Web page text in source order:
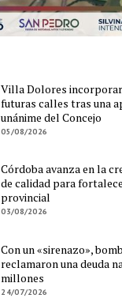
Villa Dolores
futuras calles tras una
unánime del Concejo
05/08/2026
Córdoba avanza en la
de calidad para
provincial
03/08/2026
Con un «sirenazo»,
reclamaron una deuda
millones
24/07/2026